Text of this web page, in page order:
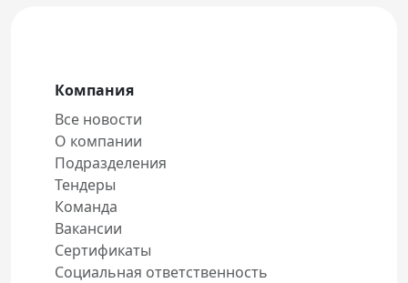
Компания
Все новости
О компании
Подразделения
Тендеры
Команда
Вакансии
Сертификаты
Социальная ответственность